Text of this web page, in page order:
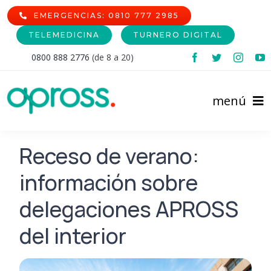
Skip
to
content
EMERGENCIAS: 0810 777 2985
TELEMEDICINA TURNERO DIGITAL
0800 888 2776 (de 8 a 20)
menú
Inicio
Comunidad Afiliada
Afiliaciones
Cartilla de Prestadores
Prestadores
Nomencladores
Institucional
Receso de verano:
información sobre
delegaciones APROSS
del interior